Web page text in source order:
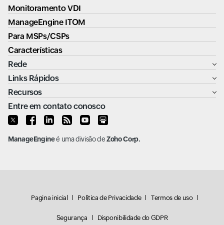
Monitoramento VDI
ManageEngine ITOM
Para MSPs/CSPs
Características
Rede
Links Rápidos
Recursos
Entre em contato conosco
ManageEngineé uma divisão deZoho Corp.
Pagina inicial Política de Privacidade Termos de uso
Segurança Disponibilidade do GDPR